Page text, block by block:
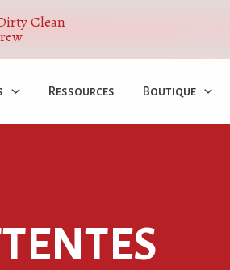
Ressources Boutique